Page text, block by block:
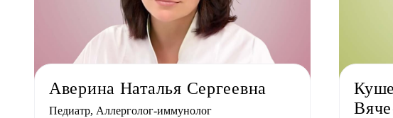
Фониатр
Аверина Наталья Сергеевна
Педиатр, Аллерголог-иммунолог